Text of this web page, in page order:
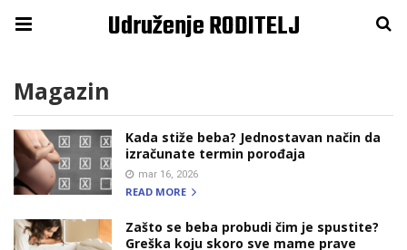
Udruženje RODITELJ
Magazin
Kada stiže beba? Jednostavan način da
izračunate termin porođaja
mar 16, 2026
READ MORE
Zašto se beba probudi čim je spustite?
Greška koju skoro sve mame prave